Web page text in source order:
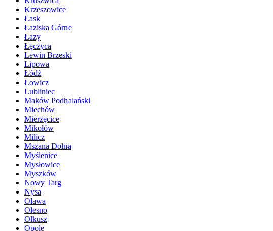
Krzeszowice
Łask
Łaziska Górne
Łazy
Łęczyca
Lewin Brzeski
Lipowa
Łódź
Łowicz
Lubliniec
Maków Podhalański
Miechów
Mierzęcice
Mikołów
Milicz
Mszana Dolna
Myślenice
Mysłowice
Myszków
Nowy Targ
Nysa
Oława
Olesno
Olkusz
Opole